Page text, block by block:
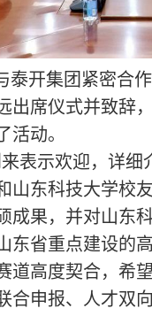
泰开集团紧密合
出席仪式并致辞
活动。
表示欢迎，详
山东科技大学校
成果，并对山东
东省重点建设的
道高度契合，希
合申报、人才双